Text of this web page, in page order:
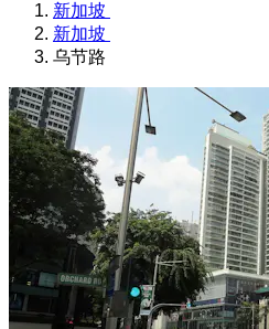
新加坡
新加坡
乌节路